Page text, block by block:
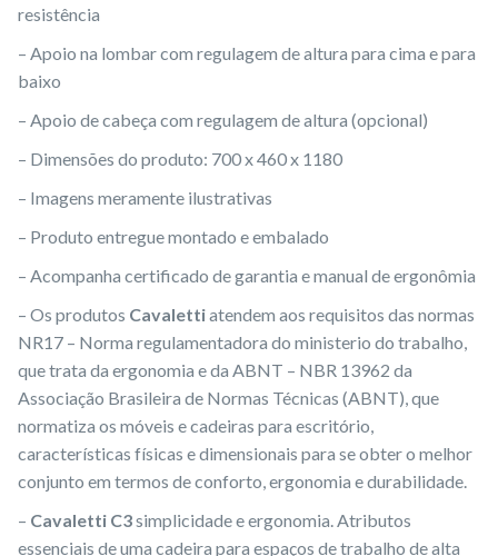
resistência
– Apoio na lombar com regulagem de altura para cima e para
baixo
– Apoio de cabeça com regulagem de altura (opcional)
– Dimensões do produto: 700 x 460 x 1180
– Imagens meramente ilustrativas
– Produto entregue montado e embalado
– Acompanha certificado de garantia e manual de ergonômia
– Os produtos Cavalettiatendem aos requisitos das normas
NR17 – Norma regulamentadora do ministerio do trabalho,
que trata da ergonomia e da ABNT – NBR 13962 da
Associação Brasileira de Normas Técnicas (ABNT), que
normatiza os móveis e cadeiras para escritório,
características físicas e dimensionais para se obter o melhor
conjunto em termos de conforto, ergonomia e durabilidade.
– Cavaletti C3simplicidade e ergonomia. Atributos
essenciais de uma cadeira para espaços de trabalho de alta